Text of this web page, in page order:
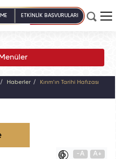
ETKİNLİK BAŞVURULARI
Haberler
Kırım'ın Tarihî Hafızası
-A A+